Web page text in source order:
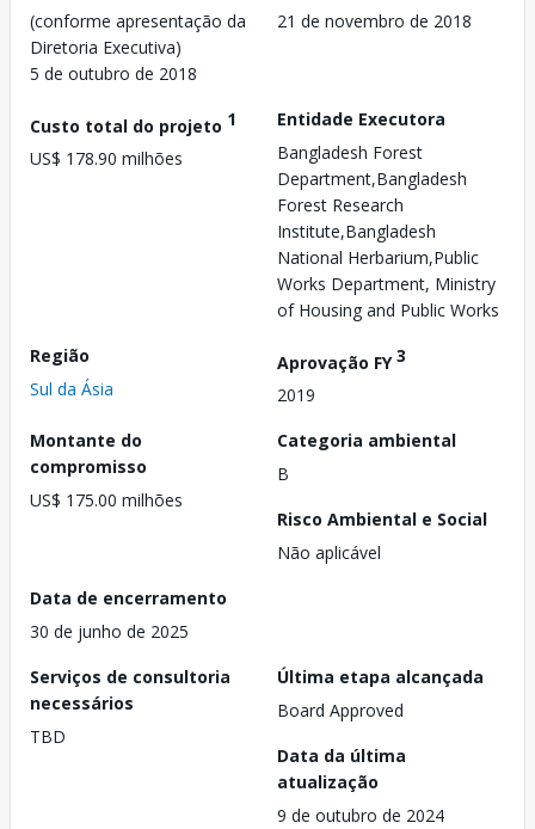
(conforme apresentação da
Diretoria Executiva)
5 de outubro de 2018
21 de novembro de 2018
Custo total do projeto 1
US$ 178.90 milhões
Entidade Executora
Bangladesh Forest
Department,Bangladesh
Forest Research
Institute,Bangladesh
National Herbarium,Public
Works Department, Ministry
of Housing and Public Works
Região
Sul da Ásia
Aprovação FY3
2019
Montante do
compromisso
US$ 175.00 milhões
Categoria ambiental
B
Risco Ambiental e Social
Não aplicável
Data de encerramento
30 de junho de 2025
Serviços de consultoria
necessários
TBD
Última etapa alcançada
Board Approved
Data da última
atualização
9 de outubro de 2024